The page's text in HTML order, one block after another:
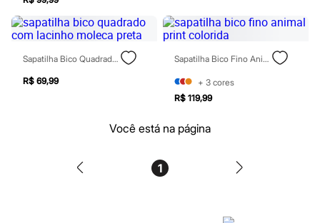
Blush
Corretivo
Gloss
Sombras
Al Wataniah
Banderas
Fran by Franciny Ehlke
Sapatilha Bico Quadrado Com Lacinho Moleca Preta
R$ 69,99
Sapatilha Bico Fino Animal Print Colorida
+ 3 cores
R$ 119,99
Você está na página
1